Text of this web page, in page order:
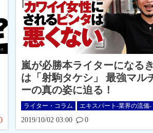
嵐が必勝本ライターになる
は「射駒タケシ」 最強マル
ーの真の姿に迫る！
ライター・コラム エキスパート-業界の流儀-
2019/10/02 03:00 0